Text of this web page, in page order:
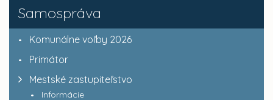
Samospráva
Komunálne voľby 2026
Primátor
Mestské zastupiteľstvo
Informácie